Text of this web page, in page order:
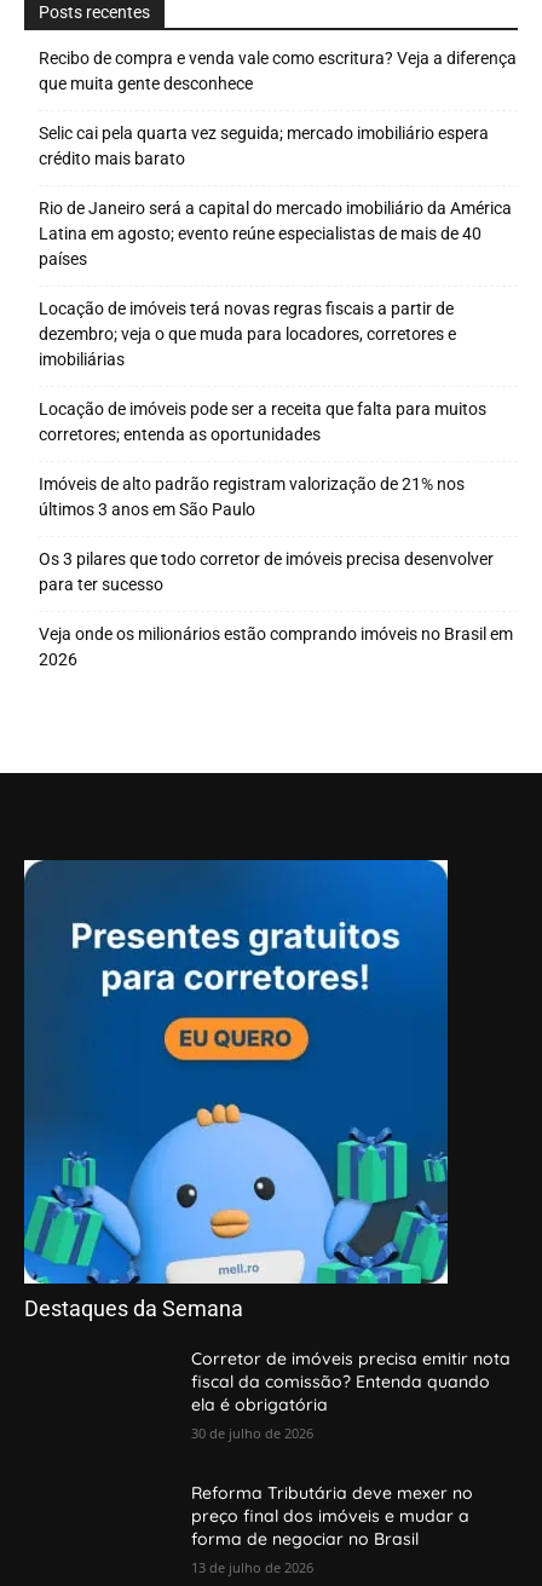
Posts recentes
Recibo de compra e venda vale como escritura? Veja a diferença
que muita gente desconhece
Selic cai pela quarta vez seguida; mercado imobiliário espera
crédito mais barato
Rio de Janeiro será a capital do mercado imobiliário da América
Latina em agosto; evento reúne especialistas de mais de 40
países
Locação de imóveis terá novas regras fiscais a partir de
dezembro; veja o que muda para locadores, corretores e
imobiliárias
Locação de imóveis pode ser a receita que falta para muitos
corretores; entenda as oportunidades
Imóveis de alto padrão registram valorização de 21% nos
últimos 3 anos em São Paulo
Os 3 pilares que todo corretor de imóveis precisa desenvolver
para ter sucesso
Veja onde os milionários estão comprando imóveis no Brasil em
2026
Destaques da Semana
Corretor de imóveis precisa emitir nota
fiscal da comissão? Entenda quando
ela é obrigatória
30 de julho de 2026
Reforma Tributária deve mexer no
preço final dos imóveis e mudar a
forma de negociar no Brasil
13 de julho de 2026